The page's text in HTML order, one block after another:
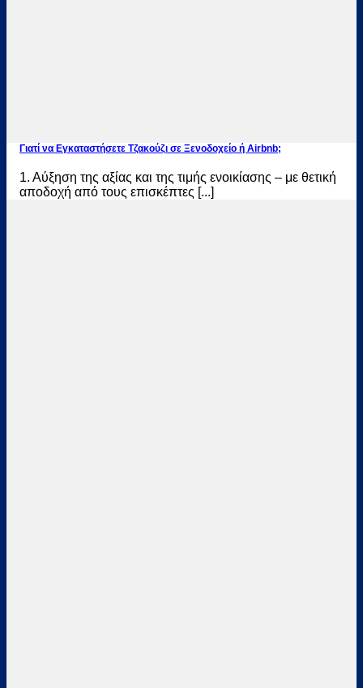
Γιατί να Εγκαταστήσετε Τζακούζι σε Ξενοδοχείο ή Airbnb;
1. Αύξηση της αξίας και της τιμής ενοικίασης – με θετική
αποδοχή από τους επισκέπτες [...]